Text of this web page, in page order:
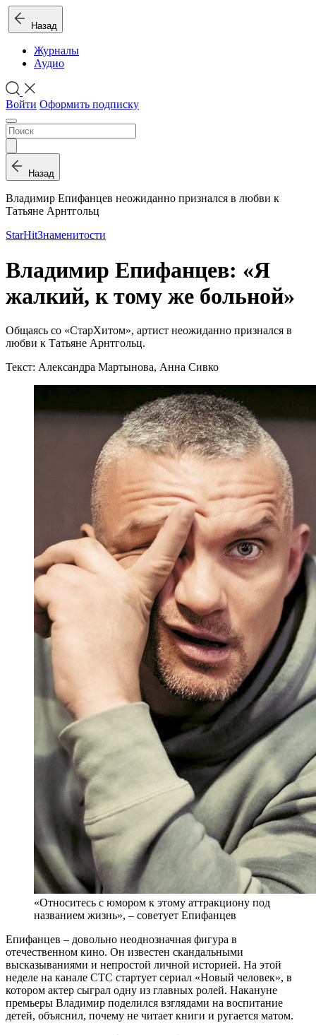
Назад
Журналы
Аудио
Войти Оформить подписку
Назад
Владимир Епифанцев неожиданно признался в любви к
Татьяне Арнтгольц
StarHitЗнаменитости
Владимир Епифанцев: «Я
жалкий, к тому же больной»
Общаясь со «СтарХитом», артист неожиданно признался в
любви к Татьяне Арнтгольц.
Текст: Александра Мартынова, Анна Сивко
«Относитесь с юмором к этому аттракциону под
названием жизнь», – советует Епифанцев
Епифанцев – довольно неоднозначная фигура в
отечественном кино. Он известен скандальными
высказываниями и непростой личной историей. На этой
неделе на канале СТС стартует сериал «Новый человек», в
котором актер сыграл одну из главных ролей. Накануне
премьеры Владимир поделился взглядами на воспитание
детей, объяснил, почему не читает книги и ругается матом.